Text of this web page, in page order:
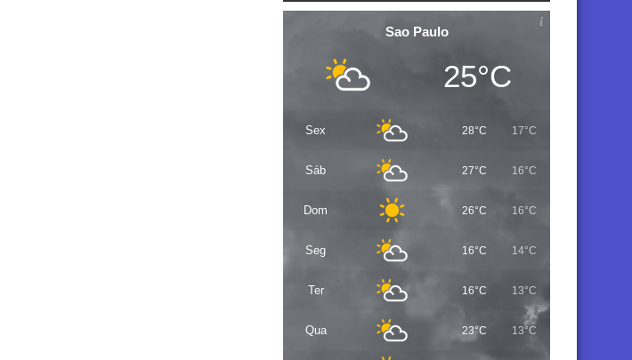
Sao Paulo
25°C
Sex 28°C 17°C
Sáb 27°C 16°C
Dom 26°C 16°C
Seg 16°C 14°C
Ter 16°C 13°C
Qua 23°C 13°C